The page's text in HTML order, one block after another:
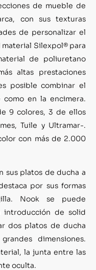
de mueble de
con sus texturas
de personalizar el
Silexpol® para
de poliuretano
altas prestaciones
posible combinar el
en la encimera.
9 colores, 3 de ellos
Tuile y Ultramar-.
con más de 2.000
sus platos de ducha a
por sus formas
Nook se puede
introducción de solid
dos platos de ducha
dimensiones.
la junta entre las
oculta.